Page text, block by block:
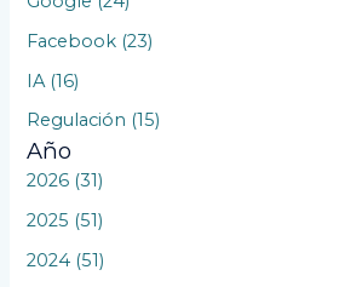
Facebook (23)
IA (16)
Regulación (15)
Año
2026 (31)
2025 (51)
2024 (51)